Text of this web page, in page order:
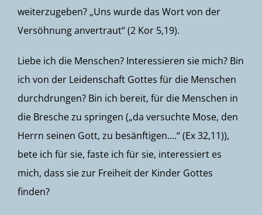
weiterzugeben? „Uns wurde das Wort von der
Versöhnung anvertraut“ (2 Kor 5,19).
Liebe ich die Menschen? Interessieren sie mich? Bin
ich von der Leidenschaft Gottes für die Menschen
durchdrungen? Bin ich bereit, für die Menschen in
die Bresche zu springen („da versuchte Mose, den
Herrn seinen Gott, zu besänftigen….“ (Ex 32,11)),
bete ich für sie, faste ich für sie, interessiert es
mich, dass sie zur Freiheit der Kinder Gottes
finden?